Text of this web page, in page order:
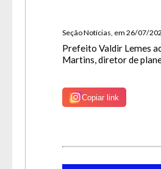
Seção Notícias, em 26/07/
Prefeito Valdir Lemes
Martins, diretor de
Copiar link